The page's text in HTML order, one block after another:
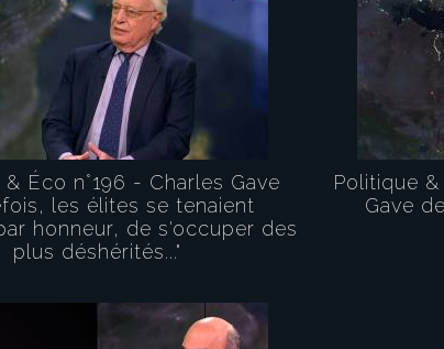
Éco n°196 - Charles Gave
les élites se tenaient
honneur, de s'occuper des
plus déshérités..."
Politique &
Gave